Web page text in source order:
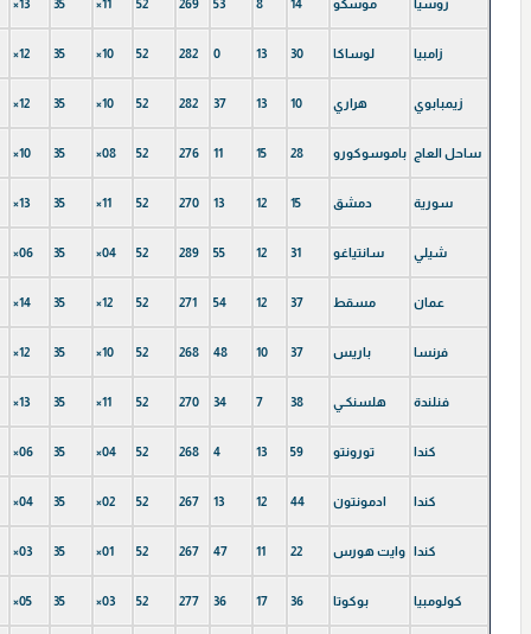
روسيا موسكو 14
8
53
269
52
×11
35
×13
زامبیا لوساكا 30
13
0
282
52
×10
35
×12
زيمبابوي هراري 10
13
37
282
52
×10
35
×12
ساحل العاج باموسوكورو 28
15
11
276
52
×08
35
×10
سورية دمشق 15
12
13
270
52
×11
35
×13
شيلي سانتياغو 31
12
55
289
52
×04
35
×06
عمان مسقط 37
12
54
271
52
×12
35
×14
فرنسا باريس 37
10
48
268
52
×10
35
×12
فنلندة هلسنكـي 38
7
34
270
52
×11
35
×13
كندا تورونتو 59
13
4
268
52
×04
35
×06
كندا ادمونتون 44
12
13
267
52
×02
35
×04
كندا وایت هورس 22
11
47
267
52
×01
35
×03
كولومبيا بوكوتا 36
17
36
277
52
×03
35
×05